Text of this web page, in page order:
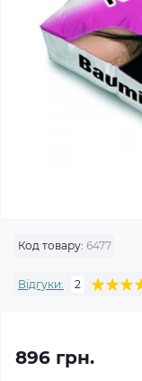
Код товару: 6477
Відгуки: 2
896 грн.